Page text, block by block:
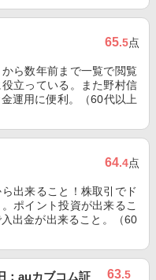
65.5点
ら数年前まで一覧で閲覧
立っている。また野村信
運用に便利。（60代以上
64.4点
出来ること！株取引でド
ポイント投資が出来るこ
出金が出来ること。（60
：auカブコム証
63.5